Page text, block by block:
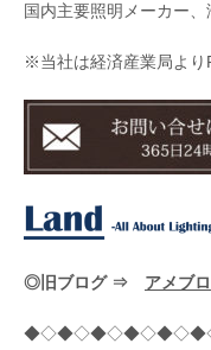
国内主要照明メーカー
※当社は経済産業局より
◎旧ブログ ⇒ アメブロ